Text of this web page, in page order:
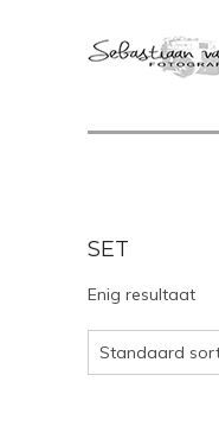
SET
Enig resultaat